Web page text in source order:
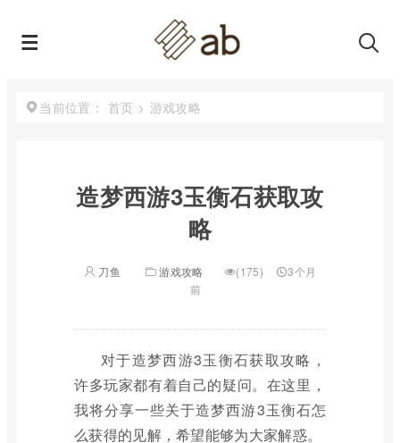
当前位置： 首页 > 游戏攻略
造梦西游3玉衡石获取攻
略
刀鱼 游戏攻略 (175)
3个月
前
对于造梦西游3玉衡石获取攻略，
许多玩家都有着自己的疑问。在这里，
我将分享一些关于造梦西游3玉衡石怎
么获得的见解，希望能够为大家解惑。